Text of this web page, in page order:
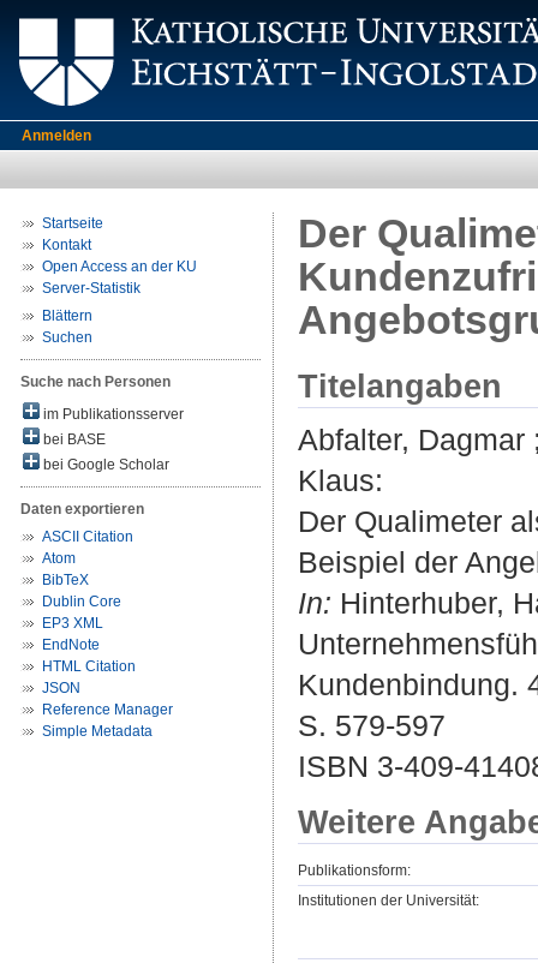
Anmelden
Startseite
Kontakt
Open Access an der KU
Server-Statistik
Blättern
Suchen
Suche nach Personen
im Publikationsserver
bei BASE
bei Google Scholar
Daten exportieren
ASCII Citation
Atom
BibTeX
Dublin Core
EP3 XML
EndNote
HTML Citation
JSON
Reference Manager
Simple Metadata
Der
Titelangaben
Abfalter, Dagmar
Klaus:
Der Qualimeter
Beispiel der
In: Hinterhuber,
Kundenbindung.
S. 579-597
ISBN 3-409-
Weitere
Publikationsform:
Institutionen der Universität: